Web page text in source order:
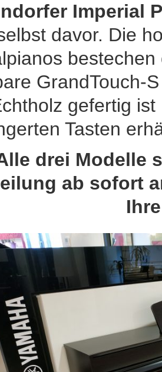
Imperial
davor. Die
GrandTouch-
gefertig
Tasten
drei Modelle
ab sofort